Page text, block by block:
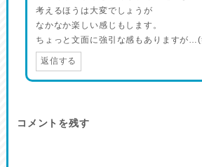
考えるほうは大変でしょうが
なかなか楽しい感じもします。
ちょっと文面に強引な感もありますが…(
返信する
コメントを残す